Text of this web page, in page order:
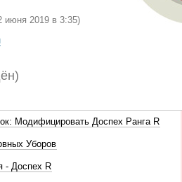
июня 2019 в 3:35)
Модифицировать Доспех Ранга R
Уборов
- Доспех R